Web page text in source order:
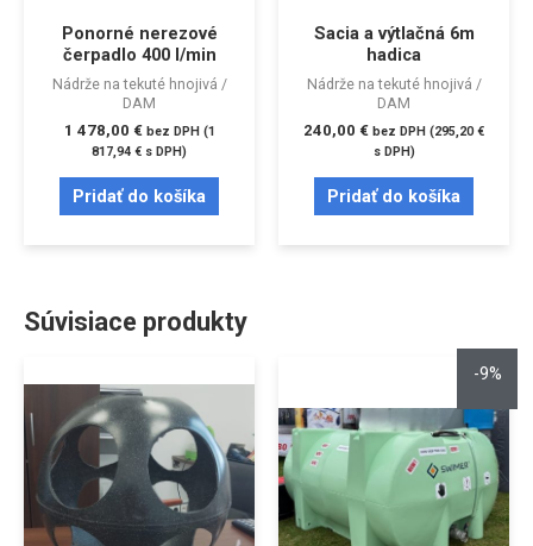
Ponorné nerezové
čerpadlo 400 l/min
Nádrže na tekuté hnojivá /
DAM
1 478,00 € bez DPH (1
817,94 € s DPH)
Pridať do košíka
Sacia a výtlačná 6m
hadica
Nádrže na tekuté hnojivá /
DAM
240,00 € bez DPH (295,20€
s DPH)
Pridať do košíka
Súvisiace produkty
-9%